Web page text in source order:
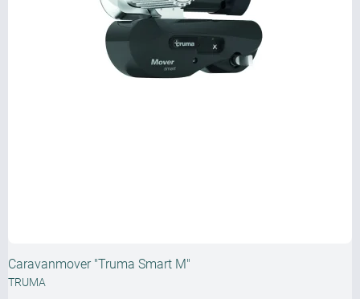
Caravanmover "Truma Smart M"
TRUMA